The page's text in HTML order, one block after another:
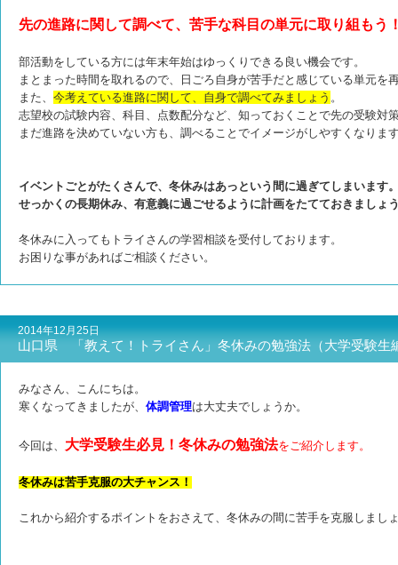
先の進路に関して調べて、苦手な科目の単元に取り組もう
部活動をしている方には年末年始はゆっくりできる良い機会です。
まとまった時間を取れるので、日ごろ自身が苦手だと感じている単元を
また、 今考えている進路に関して、自身で調べてみましょう 。
志望校の試験内容、科目、点数配分など、知っておくことで先の受験対
まだ進路を決めていない方も、調べることでイメージがしやすくなりま
イベントごとがたくさんで、冬休みはあっという間に過ぎてしまいます
せっかくの長期休み、有意義に過ごせるように計画をたてておきましょ
冬休みに入ってもトライさんの学習相談を受付しております。
お困りな事があればご相談ください。
2014年12月25日
山口県 「教えて！トライさん」冬休みの勉強法（大学受験生
みなさん、こんにちは。
寒くなってきましたが、 体調管理は大丈夫でしょうか。
今回は、 大学受験生必見！冬休みの勉強法をご紹介します。
冬休みは苦手克服の大チャンス！
これから紹介するポイントをおさえて、冬休みの間に苦手を克服しまし